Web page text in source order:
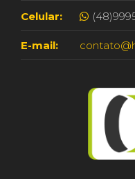
Celular:
E-mail: